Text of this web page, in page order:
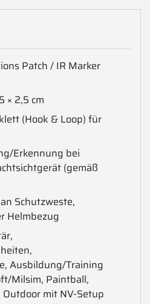
Patch / IR Marker
× 2,5 cm
(Hook & Loop) für
Erkennung bei
(gemäß
Schutzweste,
Helmbezug
Ausbildung/Training
Milsim, Paintball,
mit NV-Setup